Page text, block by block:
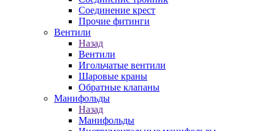
Соединение крест
Прочие фитинги
Вентили
Назад
Вентили
Игольчатые вентили
Шаровые краны
Обратные клапаны
Манифольды
Назад
Манифольды